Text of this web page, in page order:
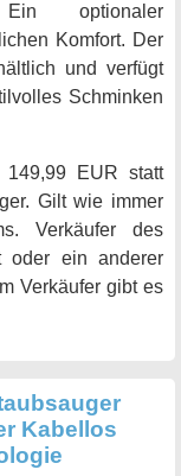
optionaler
Komfort. Der
und verfügt
Schminken
149,99 EUR statt
Gilt wie immer
Verkäufer des
oder ein anderer
Verkäufer gibt es
Kabellos